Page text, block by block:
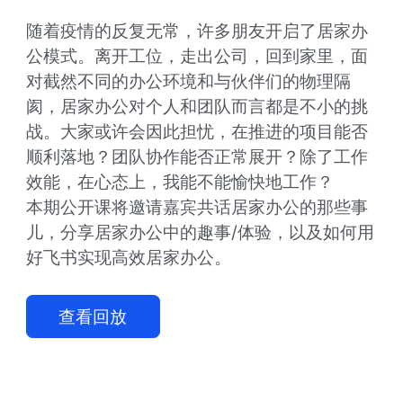
随着疫情的反复无常，许多朋友开启了居家办
公模式。离开工位，走出公司，回到家里，面
对截然不同的办公环境和与伙伴们的物理隔
阂，居家办公对个人和团队而言都是不小的挑
战。大家或许会因此担忧，在推进的项目能否
顺利落地？团队协作能否正常展开？除了工作
效能，在心态上，我能不能愉快地工作？
本期公开课将邀请嘉宾共话居家办公的那些事
儿，分享居家办公中的趣事/体验，以及如何用
好飞书实现高效居家办公。
查看回放